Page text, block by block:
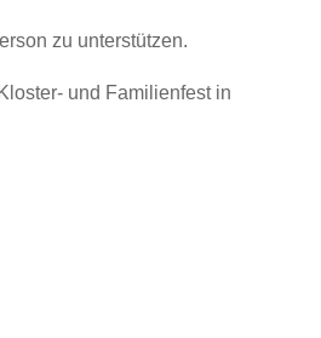
zu unterstützen.
und Familienfest in